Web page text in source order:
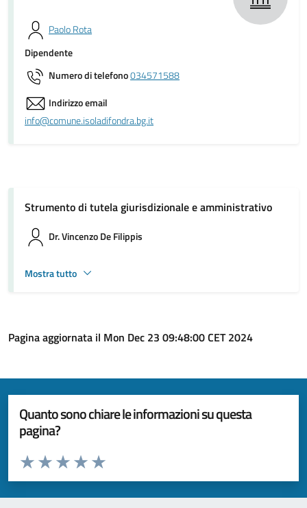
Paolo Rota
Dipendente
Numero di telefono034571588
Indirizzo email
info@comune.isoladifondra.bg.it
Strumento di tutela giurisdizionale e amministrativo
Dr. Vincenzo De Filippis
Mostra tutto
Pagina aggiornata il Mon Dec 23 09:48:00 CET 2024
Quanto sono chiare le informazioni su questa
pagina?
Valuta da 1 a 5 stelle la pagina
Valuta 5 stelle su 5
Valuta 4 stelle su 5
Valuta 3 stelle su 5
Valuta 2 stelle su 5
Valuta 1 stelle su 5